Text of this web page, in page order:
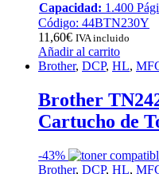
Capacidad: 1.400
Código: 44BTN230Y
11,60€ IVA incluido
Añadir al carrito
Brother, DCP, HL,
Brother
Cartucho de
-43%
Brother, DCP, HL,